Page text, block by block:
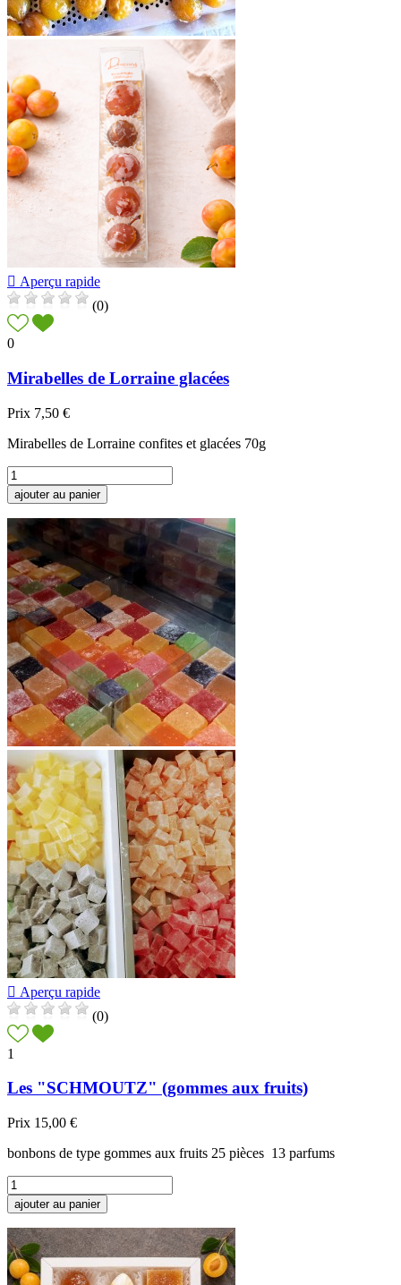
 Aperçu rapide
(0)
0
Mirabelles de Lorraine glacées
Prix 7,50 €
Mirabelles de Lorraine confites et glacées 70g
ajouter au panier
 Aperçu rapide
(0)
1
Les "SCHMOUTZ" (gommes aux fruits)
Prix 15,00 €
bonbons de type gommes aux fruits 25 pièces 13 parfums
ajouter au panier